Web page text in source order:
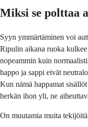
Miksi se polttaa
Syyn ymmärtäminen voi
Ripulin aikana ruoka
nopeammin kuin
happo ja sappi eivät
Kun nämä happamat
herkän ihon yli, ne
On muutamia muita